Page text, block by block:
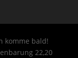
komme bald!
22,20